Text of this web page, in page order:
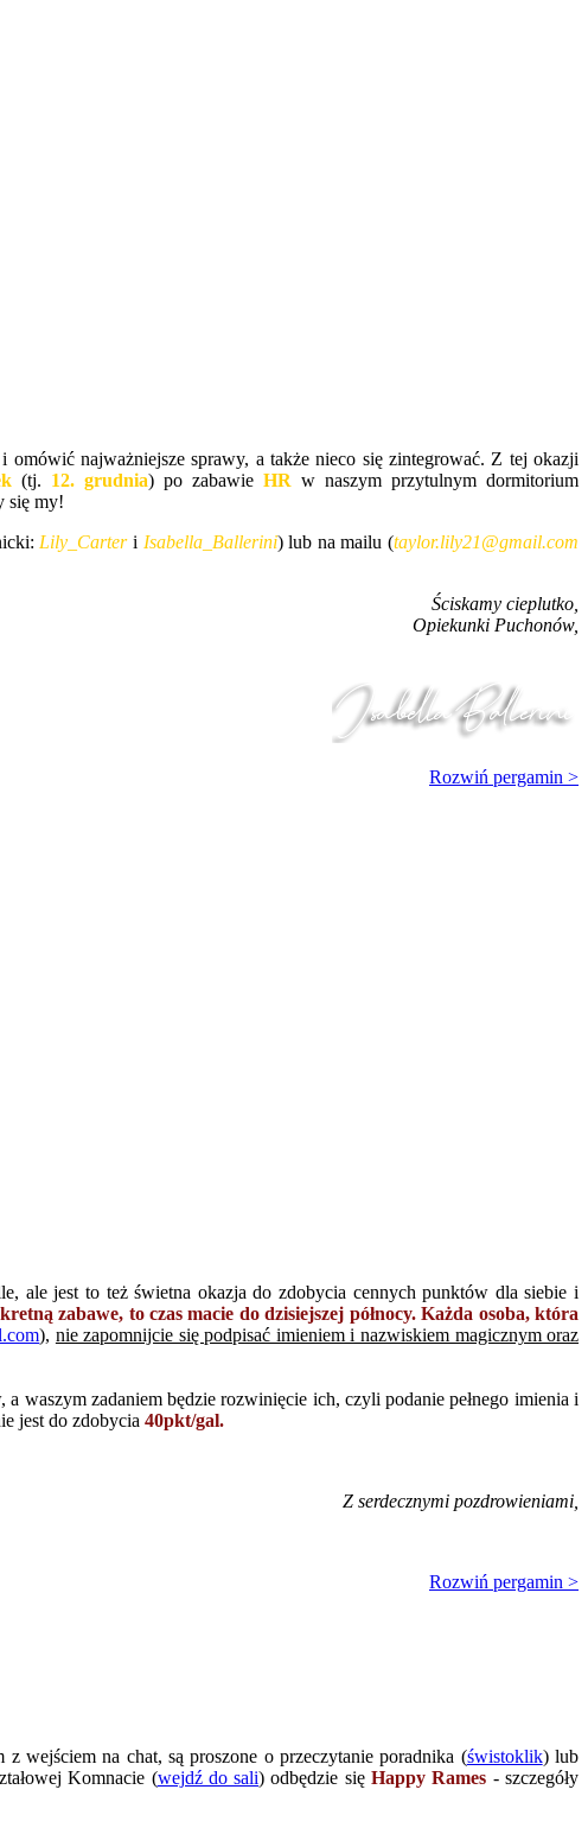
najważniejsze sprawy, a także nieco się zintegrować. Z tej okazji
(tj. 12. grudnia) po zabawieHR w naszym przytulnym dormitorium
się my!
Lily_Carteri Isabella_Ballerini) lub na mailu (taylor.lily21@gmail.com
Ściskamy cieplutko,
Opiekunki Puchonów,
Rozwiń pergamin >
ale jest to też świetna okazja do zdobycia cennych punktów dla siebie i
zabawe, to czas macie do dzisiejszej północy. Każda osoba, która
), nie zapomnijcie się podpisać imieniem i nazwiskiem magicznym oraz
waszym zadaniem będzie rozwinięcie ich, czyli podanie pełnego imienia i
jest do zdobycia 40pkt/gal.
Z serdecznymi pozdrowieniami,
Rozwiń pergamin >
wejściem na chat, są proszone o przeczytanie poradnika (świstoklik) lub
Komnacie (wejdź do sali) odbędzie sięHappy Rames - szczegóły